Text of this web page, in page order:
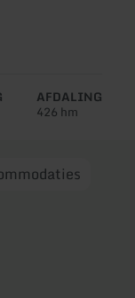
AFDALING
426 hm